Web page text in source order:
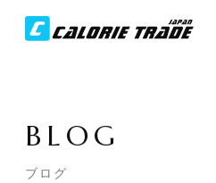
BLOG
ブログ